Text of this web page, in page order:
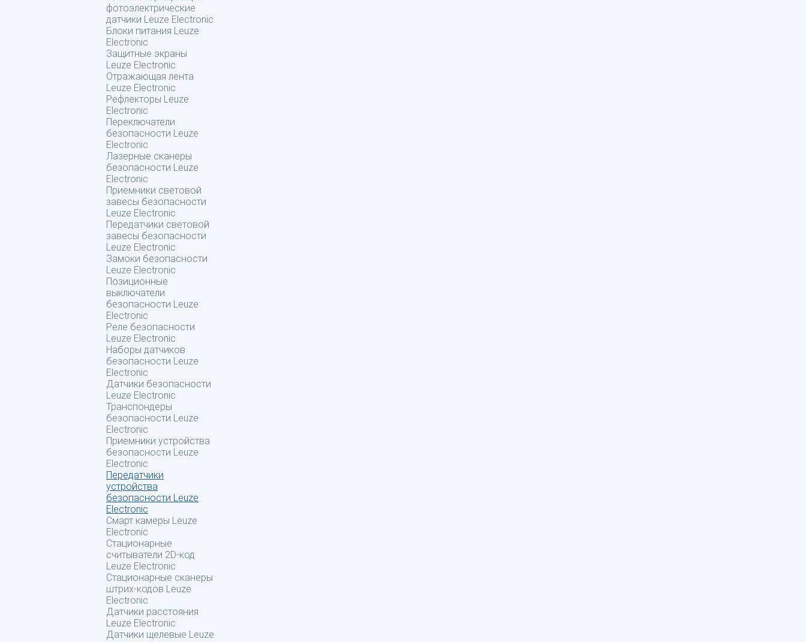
фотоэлектрические
датчики Leuze Electronic
Блоки питания Leuze
Electronic
Защитные экраны
Leuze Electronic
Отражающая лента
Leuze Electronic
Рефлекторы Leuze
Electronic
Переключатели
безопасности Leuze
Electronic
Лазерные сканеры
безопасности Leuze
Electronic
Приемники световой
завесы безопасности
Leuze Electronic
Передатчики световой
завесы безопасности
Leuze Electronic
Замоки безопасности
Leuze Electronic
Позиционные
выключатели
безопасности Leuze
Electronic
Реле безопасности
Leuze Electronic
Наборы датчиков
безопасности Leuze
Electronic
Датчики безопасности
Leuze Electronic
Транспондеры
безопасности Leuze
Electronic
Приемники устройства
безопасности Leuze
Electronic
Передатчики
устройства
безопасности Leuze
Electronic
Смарт камеры Leuze
Electronic
Стационарные
считыватели 2D-код
Leuze Electronic
Стационарные сканеры
штрих-кодов Leuze
Electronic
Датчики расстояния
Leuze Electronic
Датчики щелевые Leuze